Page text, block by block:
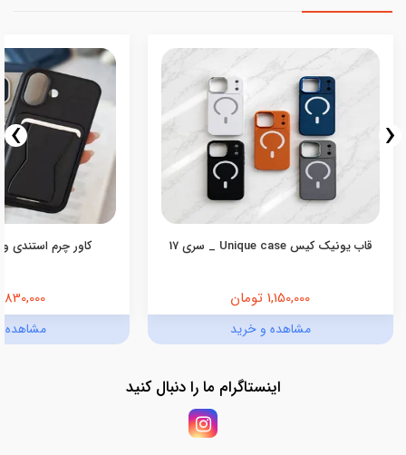
قاب یونیک کیس Unique case _ سری 17
1,150,000 تومان
مشاهده و خرید
کاور چرم استندی
830,000 تومان
مشاهده
‹
›
اینستاگرام ما را دنبال کنید